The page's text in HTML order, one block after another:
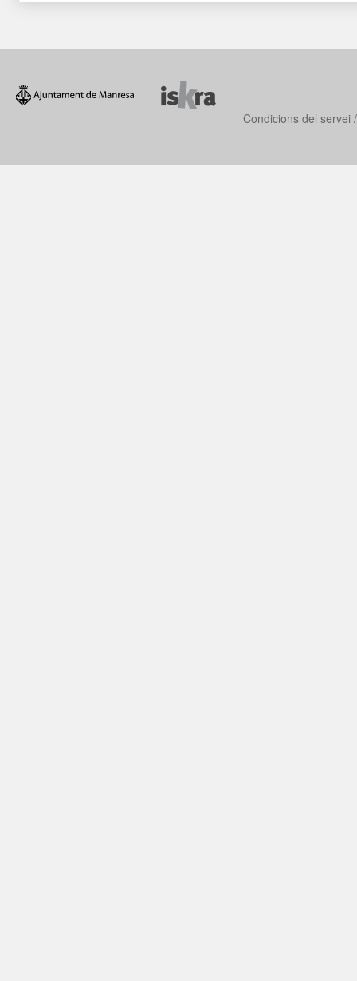
Condicions del servei